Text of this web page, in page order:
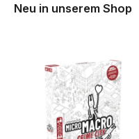
Neu in unserem Shop